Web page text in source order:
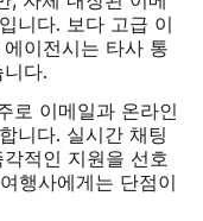
니다. 보다 고급 이
이전시는 타사 통
다.
로 이메일과 온라인
니다. 실시간 채팅
적인 지원을 선호
행사에게는 단점이